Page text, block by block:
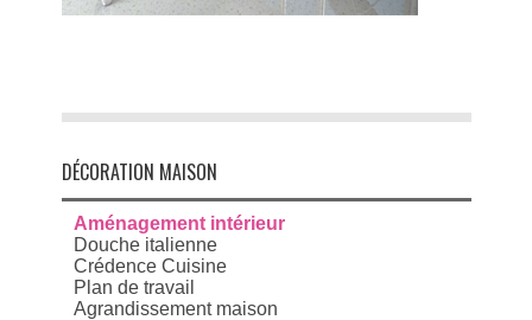
DÉCORATION MAISON
Aménagement intérieur
Douche italienne
Crédence Cuisine
Plan de travail
Agrandissement maison